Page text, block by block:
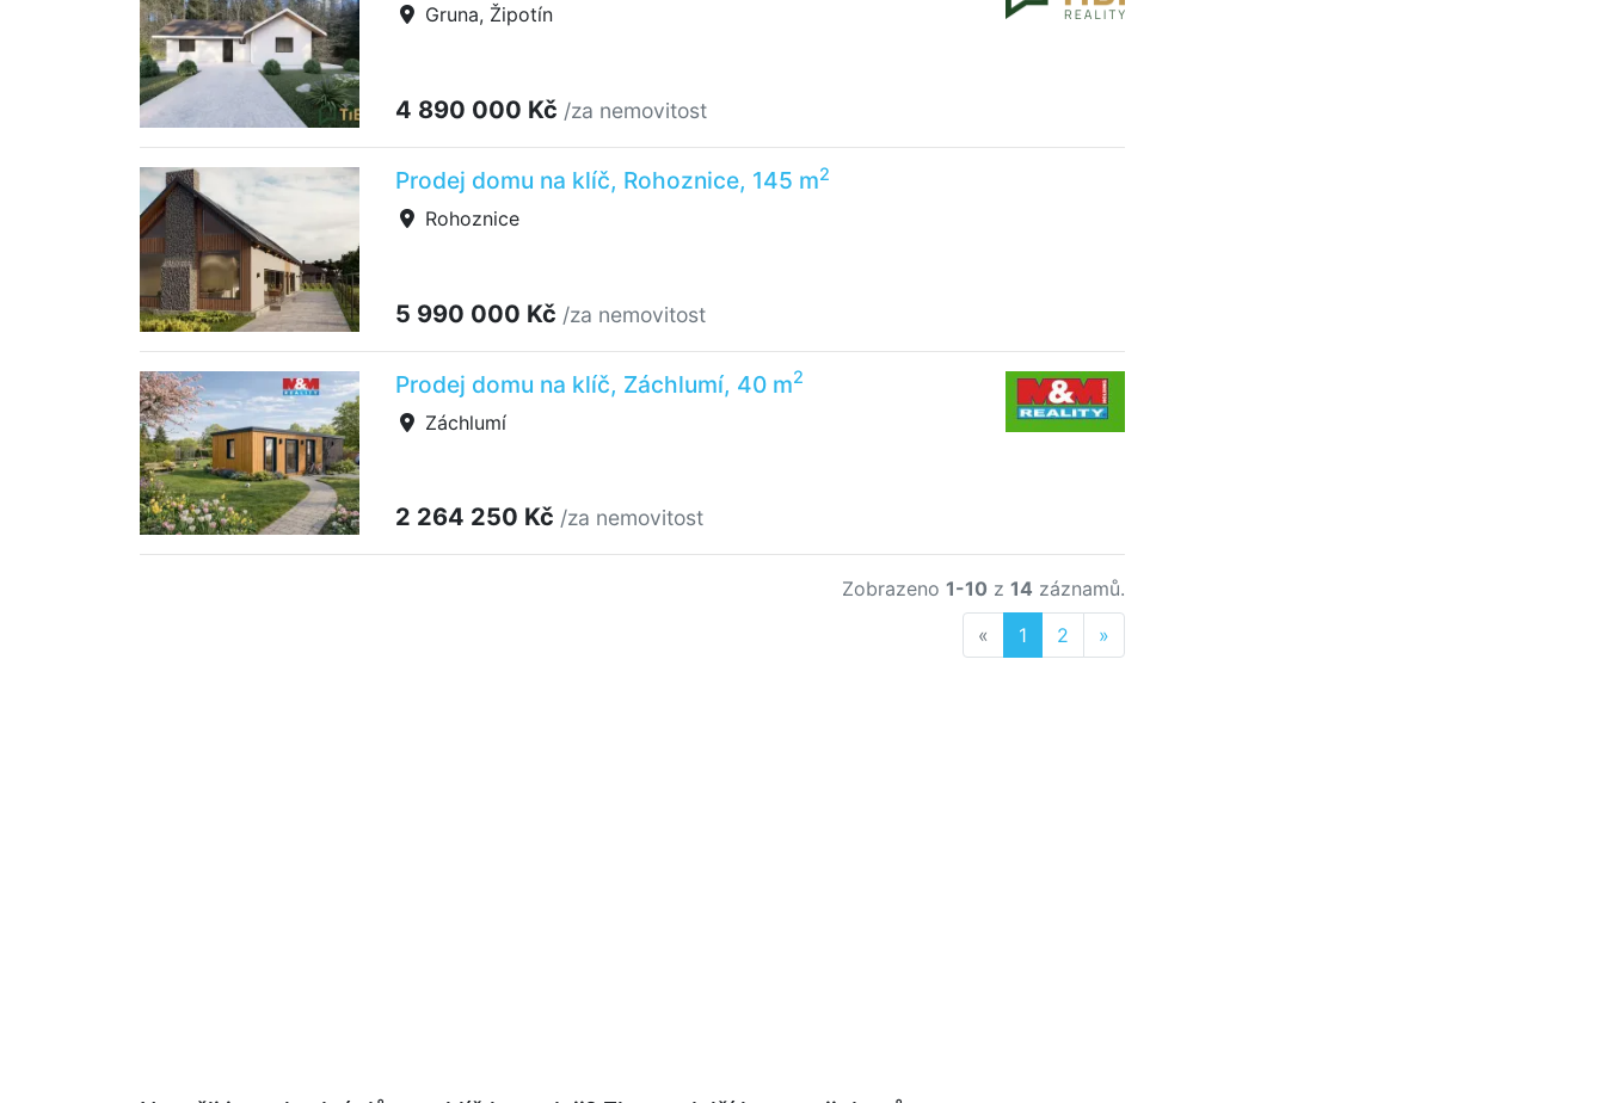
Gruna, Žipotín
4 890 000 Kč /za nemovitost
Prodej domu na klíč, Rohoznice, 145 m2
Rohoznice
5 990 000 Kč /za nemovitost
Prodej domu na klíč, Záchlumí, 40 m2
Záchlumí
2 264 250 Kč /za nemovitost
Zobrazeno 1-10 z 14 záznamů.
« Previous
1 2 »